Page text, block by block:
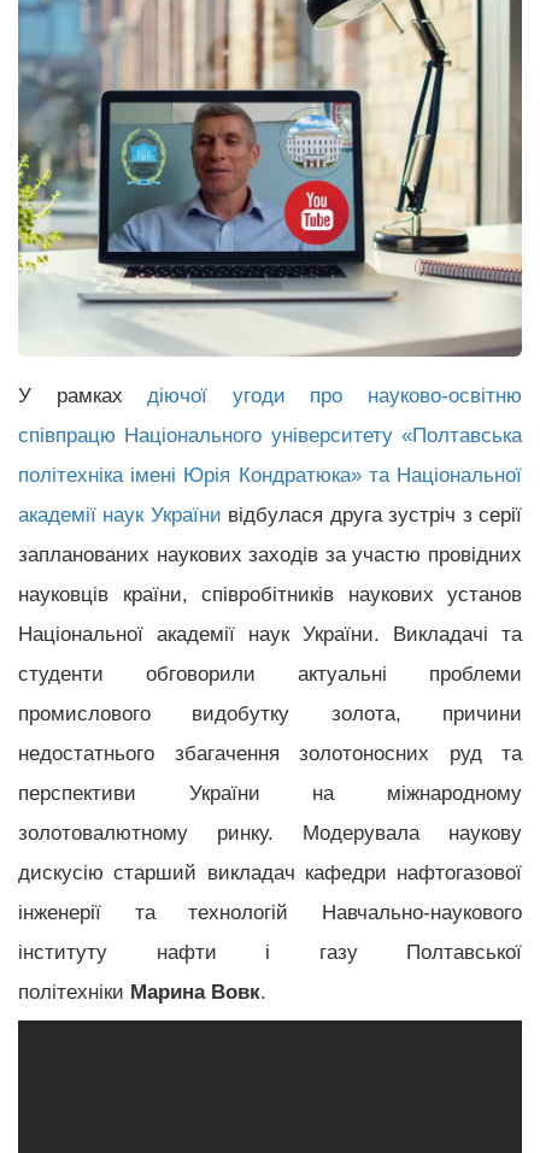
У рамках
діючої угоди про науково-освітню
співпрацю Національного університету «Полтавська
політехніка імені Юрія Кондратюка» та Національної
академії наук України відбулася друга зустріч з серії
запланованих наукових заходів за участю провідних
науковців країни, співробітників наукових установ
Національної академії наук України. Викладачі та
студенти обговорили актуальні проблеми
промислового видобутку золота, причини
недостатнього збагачення золотоносних руд та
перспективи України на міжнародному
золотовалютному ринку. Модерувала наукову
дискусію старший викладач кафедри нафтогазової
інженерії та технологій Навчально-наукового
інституту нафти і газу Полтавської
політехніки Марина Вовк.